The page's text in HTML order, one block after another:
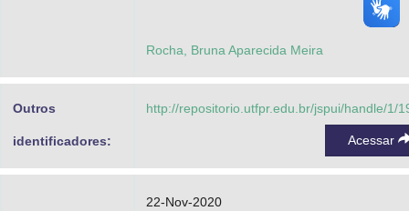
Rocha, Bruna Aparecida Meira
Outros
identificadores:
http://repositorio.utfpr.edu.br/jspui/handle/1/
Acessar
22-Nov-2020